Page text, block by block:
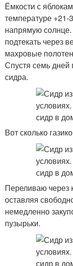
Ёмкости с
температуре
напрямую
подтекать через
махровые
Спустя семь
сидра.
Вот сколько
Переливаю через
оставляя
немедленно
пузырьки.